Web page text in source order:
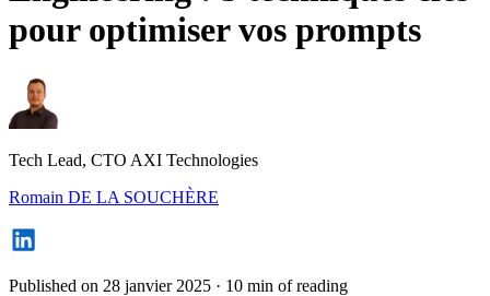
pour optimiser vos prompts
Tech Lead, CTO AXI Technologies
Romain DE LA SOUCHÈRE
Published on 28 janvier 2025 · 10 min of reading